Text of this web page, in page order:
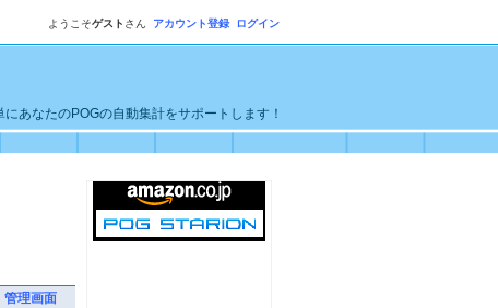
ようこそゲスト さん アカウント登録 ログイン
あなたのPOGの自動集計をサポートします！
管理画面